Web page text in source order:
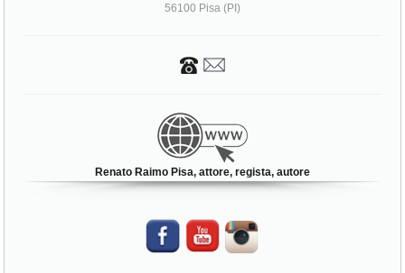
56100 Pisa (PI)
Renato Raimo Pisa, attore, regista, autore